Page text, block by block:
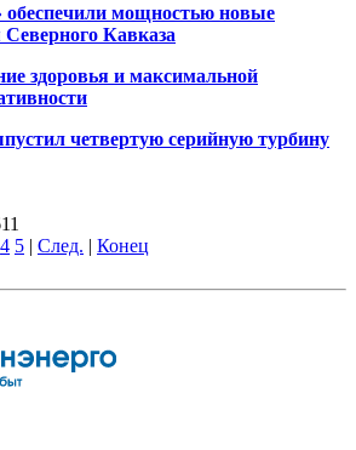
обеспечили мощностью новые
Северного Кавказа
здоровья и максимальной
четвертую серийную турбину
4 5 | След. | Конец